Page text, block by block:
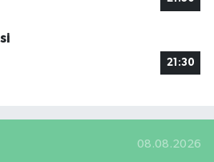
21:30
08.08.2026